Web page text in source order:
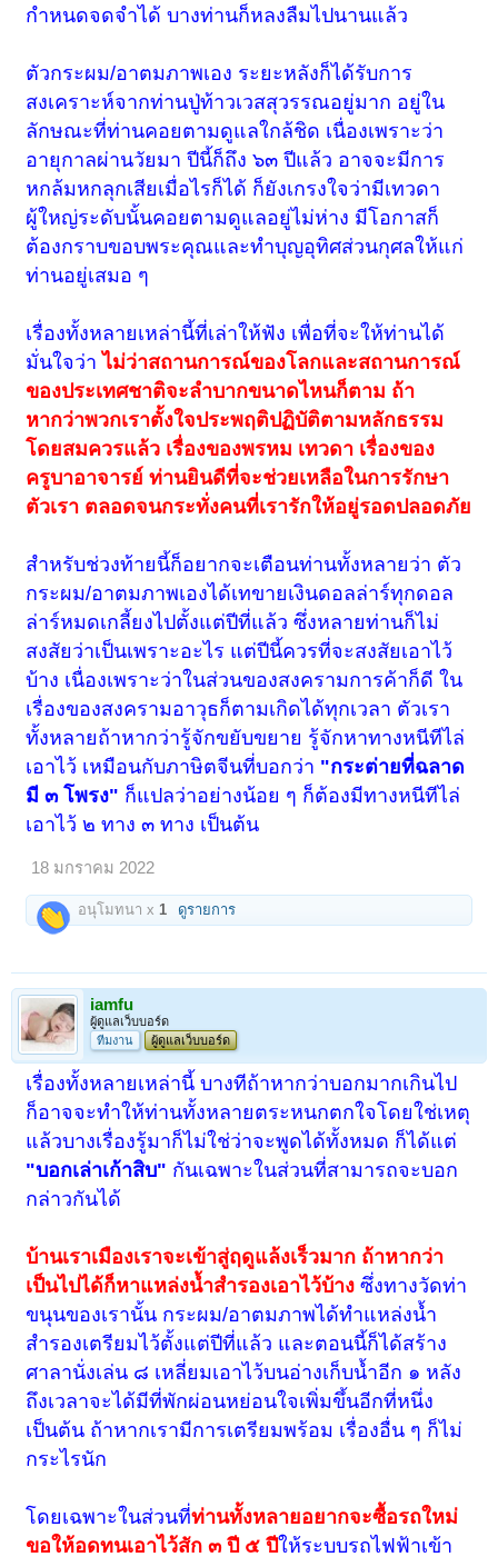
กำหนดจดจำได้ บางท่านก็หลงลืมไปนานแล้ว
ตัวกระผม/อาตมภาพเอง ระยะหลังก็ได้รับการ
สงเคราะห์จากท่านปู่ท้าวเวสสุวรรณอยู่มาก อยู่ใน
ลักษณะที่ท่านคอยตามดูแลใกล้ชิด เนื่องเพราะว่า
อายุกาลผ่านวัยมา ปีนี้ก็ถึง ๖๓ ปีแล้ว อาจจะมีการ
หกล้มหกลุกเสียเมื่อไรก็ได้ ก็ยังเกรงใจว่ามีเทวดา
ผู้ใหญ่ระดับนั้นคอยตามดูแลอยู่ไม่ห่าง มีโอกาสก็
ต้องกราบขอบพระคุณและทำบุญอุทิศส่วนกุศลให้แก่
ท่านอยู่เสมอ ๆ
เรื่องทั้งหลายเหล่านี้ที่เล่าให้ฟัง เพื่อที่จะให้ท่านได้
มั่นใจว่าไม่ว่าสถานการณ์ของโลกและสถานการณ์
ของประเทศชาติจะลำบากขนาดไหนก็ตาม ถ้า
หากว่าพวกเราตั้งใจประพฤติปฏิบัติตามหลักธรรม
โดยสมควรแล้ว เรื่องของพรหม เทวดา เรื่องของ
ครูบาอาจารย์ ท่านยินดีที่จะช่วยเหลือในการรักษา
ตัวเรา ตลอดจนกระทั่งคนที่เรารักให้อยู่รอดปลอดภัย
สำหรับช่วงท้ายนี้ก็อยากจะเตือนท่านทั้งหลายว่า ตัว
กระผม/อาตมภาพเองได้เทขายเงินดอลล่าร์ทุกดอล
ล่าร์หมดเกลี้ยงไปตั้งแต่ปีที่แล้ว ซึ่งหลายท่านก็ไม่
สงสัยว่าเป็นเพราะอะไร แต่ปีนี้ควรที่จะสงสัยเอาไว้
บ้าง เนื่องเพราะว่าในส่วนของสงครามการค้าก็ดี ใน
เรื่องของสงครามอาวุธก็ตามเกิดได้ทุกเวลา ตัวเรา
ทั้งหลายถ้าหากว่ารู้จักขยับขยาย รู้จักหาทางหนีทีไล่
เอาไว้ เหมือนกับภาษิตจีนที่บอกว่า "กระต่ายที่ฉลาด
มี ๓ โพรง" ก็แปลว่าอย่างน้อย ๆ ก็ต้องมีทางหนีทีไล่
เอาไว้ ๒ ทาง ๓ ทาง เป็นต้น
18 มกราคม 2022
อนุโมทนา x1 ดูรายการ
iamfu
ผู้ดูแลเว็บบอร์ด
ทีมงาน
ผู้ดูแลเว็บบอร์ด
เรื่องทั้งหลายเหล่านี้ บางทีถ้าหากว่าบอกมากเกินไป
ก็อาจจะทำให้ท่านทั้งหลายตระหนกตกใจโดยใช่เหตุ
แล้วบางเรื่องรู้มาก็ไม่ใช่ว่าจะพูดได้ทั้งหมด ก็ได้แต่
"บอกเล่าเก้าสิบ" กันเฉพาะในส่วนที่สามารถจะบอก
กล่าวกันได้
บ้านเราเมืองเราจะเข้าสู่ฤดูแล้งเร็วมาก ถ้าหากว่า
เป็นไปได้ก็หาแหล่งน้ำสำรองเอาไว้บ้าง ซึ่งทางวัดท่า
ขนุนของเรานั้น กระผม/อาตมภาพได้ทำแหล่งน้ำ
สำรองเตรียมไว้ตั้งแต่ปีที่แล้ว และตอนนี้ก็ได้สร้าง
ศาลานั่งเล่น ๘ เหลี่ยมเอาไว้บนอ่างเก็บน้ำอีก ๑ หลัง
ถึงเวลาจะได้มีที่พักผ่อนหย่อนใจเพิ่มขึ้นอีกที่หนึ่ง
เป็นต้น ถ้าหากเรามีการเตรียมพร้อม เรื่องอื่น ๆ ก็ไม่
กระไรนัก
โดยเฉพาะในส่วนที่ท่านทั้งหลายอยากจะซื้อรถใหม่
ขอให้อดทนเอาไว้สัก ๓ ปี ๕ ปีให้ระบบรถไฟฟ้าเข้า